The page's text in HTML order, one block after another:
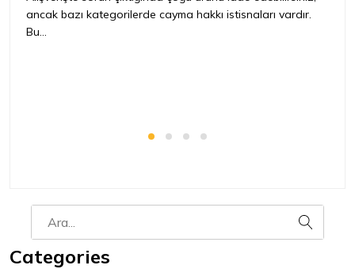
ancak bazı kategorilerde cayma hakkı istisnaları vardır.
Bu...
Categories